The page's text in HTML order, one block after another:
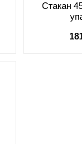
Стакан